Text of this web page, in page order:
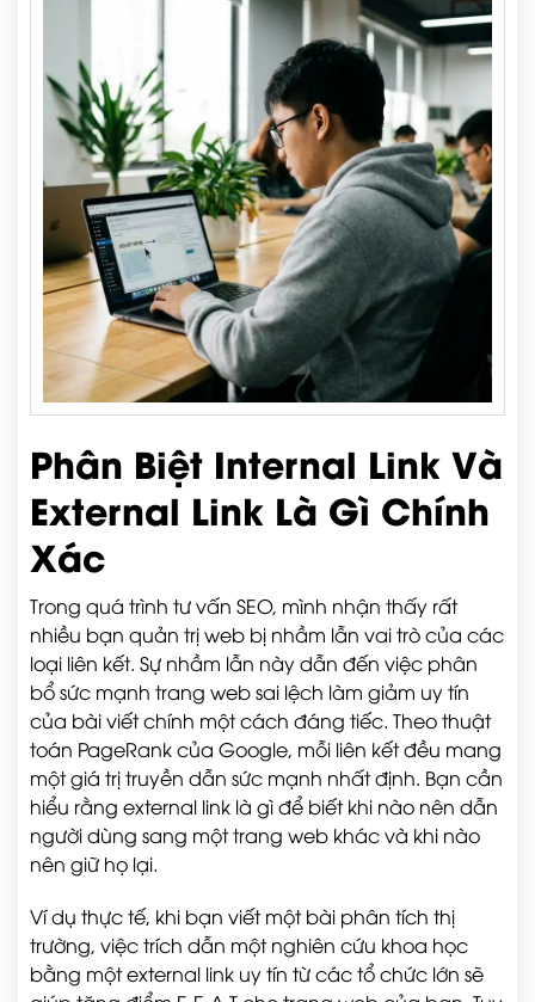
Phân Biệt Internal Link Và
External Link Là Gì Chính
Xác
Trong quá trình tư vấn SEO, mình nhận thấy rất
nhiều bạn quản trị web bị nhầm lẫn vai trò của các
loại liên kết. Sự nhầm lẫn này dẫn đến việc phân
bổ sức mạnh trang web sai lệch làm giảm uy tín
của bài viết chính một cách đáng tiếc. Theo thuật
toán PageRank của Google, mỗi liên kết đều mang
một giá trị truyền dẫn sức mạnh nhất định. Bạn cần
hiểu rằng external link là gì để biết khi nào nên dẫn
người dùng sang một trang web khác và khi nào
nên giữ họ lại.
Ví dụ thực tế, khi bạn viết một bài phân tích thị
trường, việc trích dẫn một nghiên cứu khoa học
bằng một external link uy tín từ các tổ chức lớn sẽ